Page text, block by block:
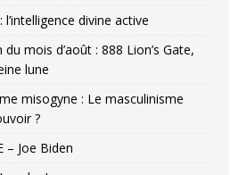
divine active
mois d’août : 888 Lion’s Gate,
lune
misogyne : Le masculinisme
?
– Joe Biden